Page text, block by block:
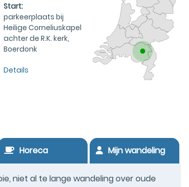
Start:
parkeerplaats bij
Heilige Corneliuskapel
achter de R.K. kerk,
Boerdonk
Details
Horeca Mijn wandeling
niet al te lange wandeling over oude